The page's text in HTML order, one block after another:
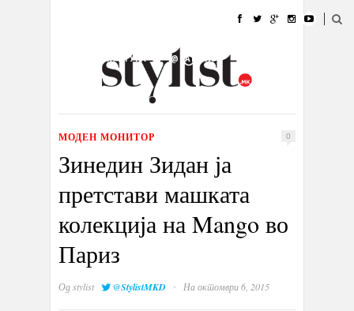
УБАВИНА
КУЛТУРА @РАБОТА
ИЗЛОГ
МОДЕН МОНИТОР 0
Зинедин Зидан ја
претстави машката
колекција на Mango во
Париз
Одstylist @StylistMKD · На октомври 6, 2015